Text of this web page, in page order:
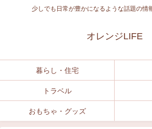
少しでも日常が豊かになるような話題の情
オレンジLIFE
暮らし・住宅
トラベル
おもちゃ・グッズ